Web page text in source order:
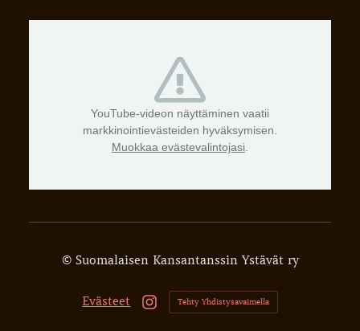
YouTube-videon näyttäminen vaatii
markkinointievästeiden hyväksymisen.
Muokkaa evästevalintojasi
© Suomalaisen Kansantanssin Ystävät ry
Evästeet
Tehty Yhdistysavaimella